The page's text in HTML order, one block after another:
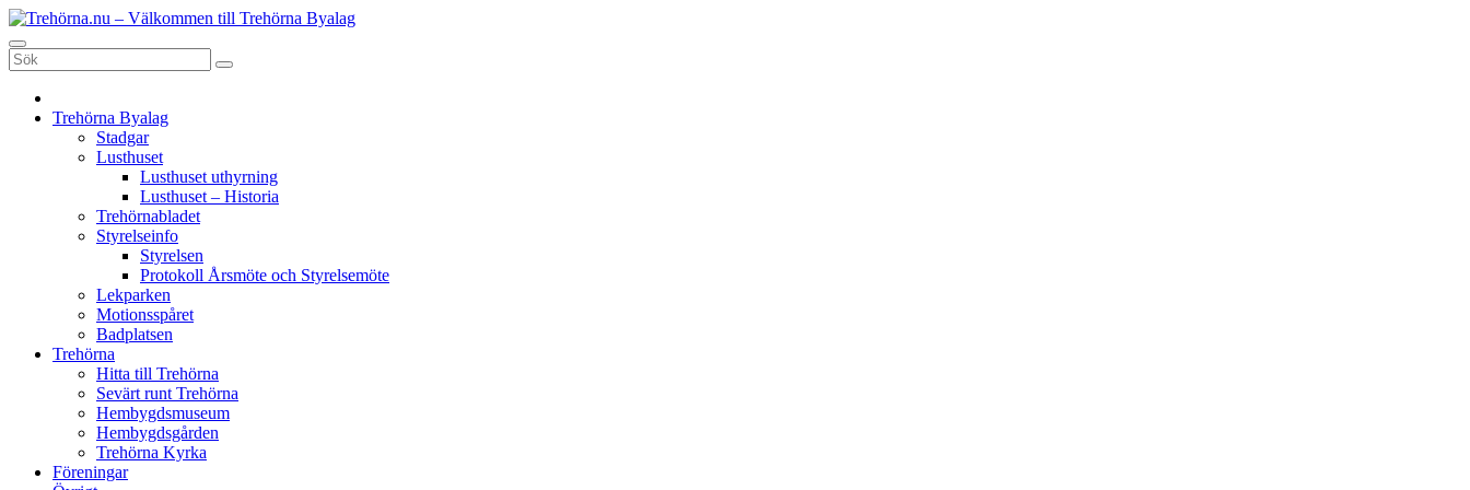
Hoppa
till
innehåll
Trehörna.nu - Välkommen till Trehörna Byalag
Trehörna Byalag, utanför det fina Tranås
Trehörna Byalag
Stadgar
Lusthuset
Lusthuset uthyrning
Lusthuset – Historia
Trehörnabladet
Styrelseinfo
Styrelsen
Protokoll Årsmöte och Styrelsemöte
Lekparken
Motionsspåret
Badplatsen
Trehörna
Hitta till Trehörna
Sevärt runt Trehörna
Hembygdsmuseum
Hembygdsgården
Trehörna Kyrka
Föreningar